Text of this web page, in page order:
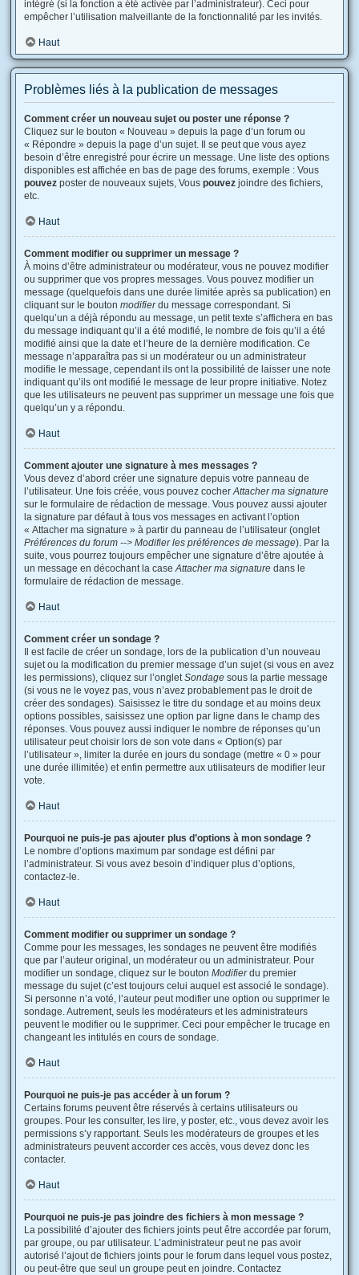
intégré (si la fonction a été activée par l’administrateur). Ceci pour
empêcher l’utilisation malveillante de la fonctionnalité par les invités.
Haut
Problèmes liés à la publication de messages
Comment créer un nouveau sujet ou poster une réponse ?
Cliquez sur le bouton « Nouveau » depuis la page d’un forum ou
« Répondre » depuis la page d’un sujet. Il se peut que vous ayez
besoin d’être enregistré pour écrire un message. Une liste des options
disponibles est affichée en bas de page des forums, exemple : Vous
pouvez poster de nouveaux sujets, Vous pouvez joindre des fichiers,
etc.
Haut
Comment modifier ou supprimer un message ?
À moins d’être administrateur ou modérateur, vous ne pouvez modifier
ou supprimer que vos propres messages. Vous pouvez modifier un
message (quelquefois dans une durée limitée après sa publication) en
cliquant sur le bouton modifierdu message correspondant. Si
quelqu’un a déjà répondu au message, un petit texte s’affichera en bas
du message indiquant qu’il a été modifié, le nombre de fois qu’il a été
modifié ainsi que la date et l’heure de la dernière modification. Ce
message n’apparaîtra pas si un modérateur ou un administrateur
modifie le message, cependant ils ont la possibilité de laisser une note
indiquant qu’ils ont modifié le message de leur propre initiative. Notez
que les utilisateurs ne peuvent pas supprimer un message une fois que
quelqu’un y a répondu.
Haut
Comment ajouter une signature à mes messages ?
Vous devez d’abord créer une signature depuis votre panneau de
l’utilisateur. Une fois créée, vous pouvez cocherAttacher ma signature
sur le formulaire de rédaction de message. Vous pouvez aussi ajouter
la signature par défaut à tous vos messages en activant l’option
« Attacher ma signature » à partir du panneau de l’utilisateur (onglet
Préférences du forum --> Modifier les préférences de message). Par la
suite, vous pourrez toujours empêcher une signature d’être ajoutée à
un message en décochant la caseAttacher ma signature dans le
formulaire de rédaction de message.
Haut
Comment créer un sondage ?
Il est facile de créer un sondage, lors de la publication d’un nouveau
sujet ou la modification du premier message d’un sujet (si vous en avez
les permissions), cliquez sur l’ongletSondage sous la partie message
(si vous ne le voyez pas, vous n’avez probablement pas le droit de
créer des sondages). Saisissez le titre du sondage et au moins deux
options possibles, saisissez une option par ligne dans le champ des
réponses. Vous pouvez aussi indiquer le nombre de réponses qu’un
utilisateur peut choisir lors de son vote dans « Option(s) par
l’utilisateur », limiter la durée en jours du sondage (mettre « 0 » pour
une durée illimitée) et enfin permettre aux utilisateurs de modifier leur
vote.
Haut
Pourquoi ne puis-je pas ajouter plus d’options à mon sondage ?
Le nombre d’options maximum par sondage est défini par
l’administrateur. Si vous avez besoin d’indiquer plus d’options,
contactez-le.
Haut
Comment modifier ou supprimer un sondage ?
Comme pour les messages, les sondages ne peuvent être modifiés
que par l’auteur original, un modérateur ou un administrateur. Pour
modifier un sondage, cliquez sur le bouton Modifierdu premier
message du sujet (c’est toujours celui auquel est associé le sondage).
Si personne n’a voté, l’auteur peut modifier une option ou supprimer le
sondage. Autrement, seuls les modérateurs et les administrateurs
peuvent le modifier ou le supprimer. Ceci pour empêcher le trucage en
changeant les intitulés en cours de sondage.
Haut
Pourquoi ne puis-je pas accéder à un forum ?
Certains forums peuvent être réservés à certains utilisateurs ou
groupes. Pour les consulter, les lire, y poster, etc., vous devez avoir les
permissions s’y rapportant. Seuls les modérateurs de groupes et les
administrateurs peuvent accorder ces accès, vous devez donc les
contacter.
Haut
Pourquoi ne puis-je pas joindre des fichiers à mon message ?
La possibilité d’ajouter des fichiers joints peut être accordée par forum,
par groupe, ou par utilisateur. L’administrateur peut ne pas avoir
autorisé l’ajout de fichiers joints pour le forum dans lequel vous postez,
ou peut-être que seul un groupe peut en joindre. Contactez